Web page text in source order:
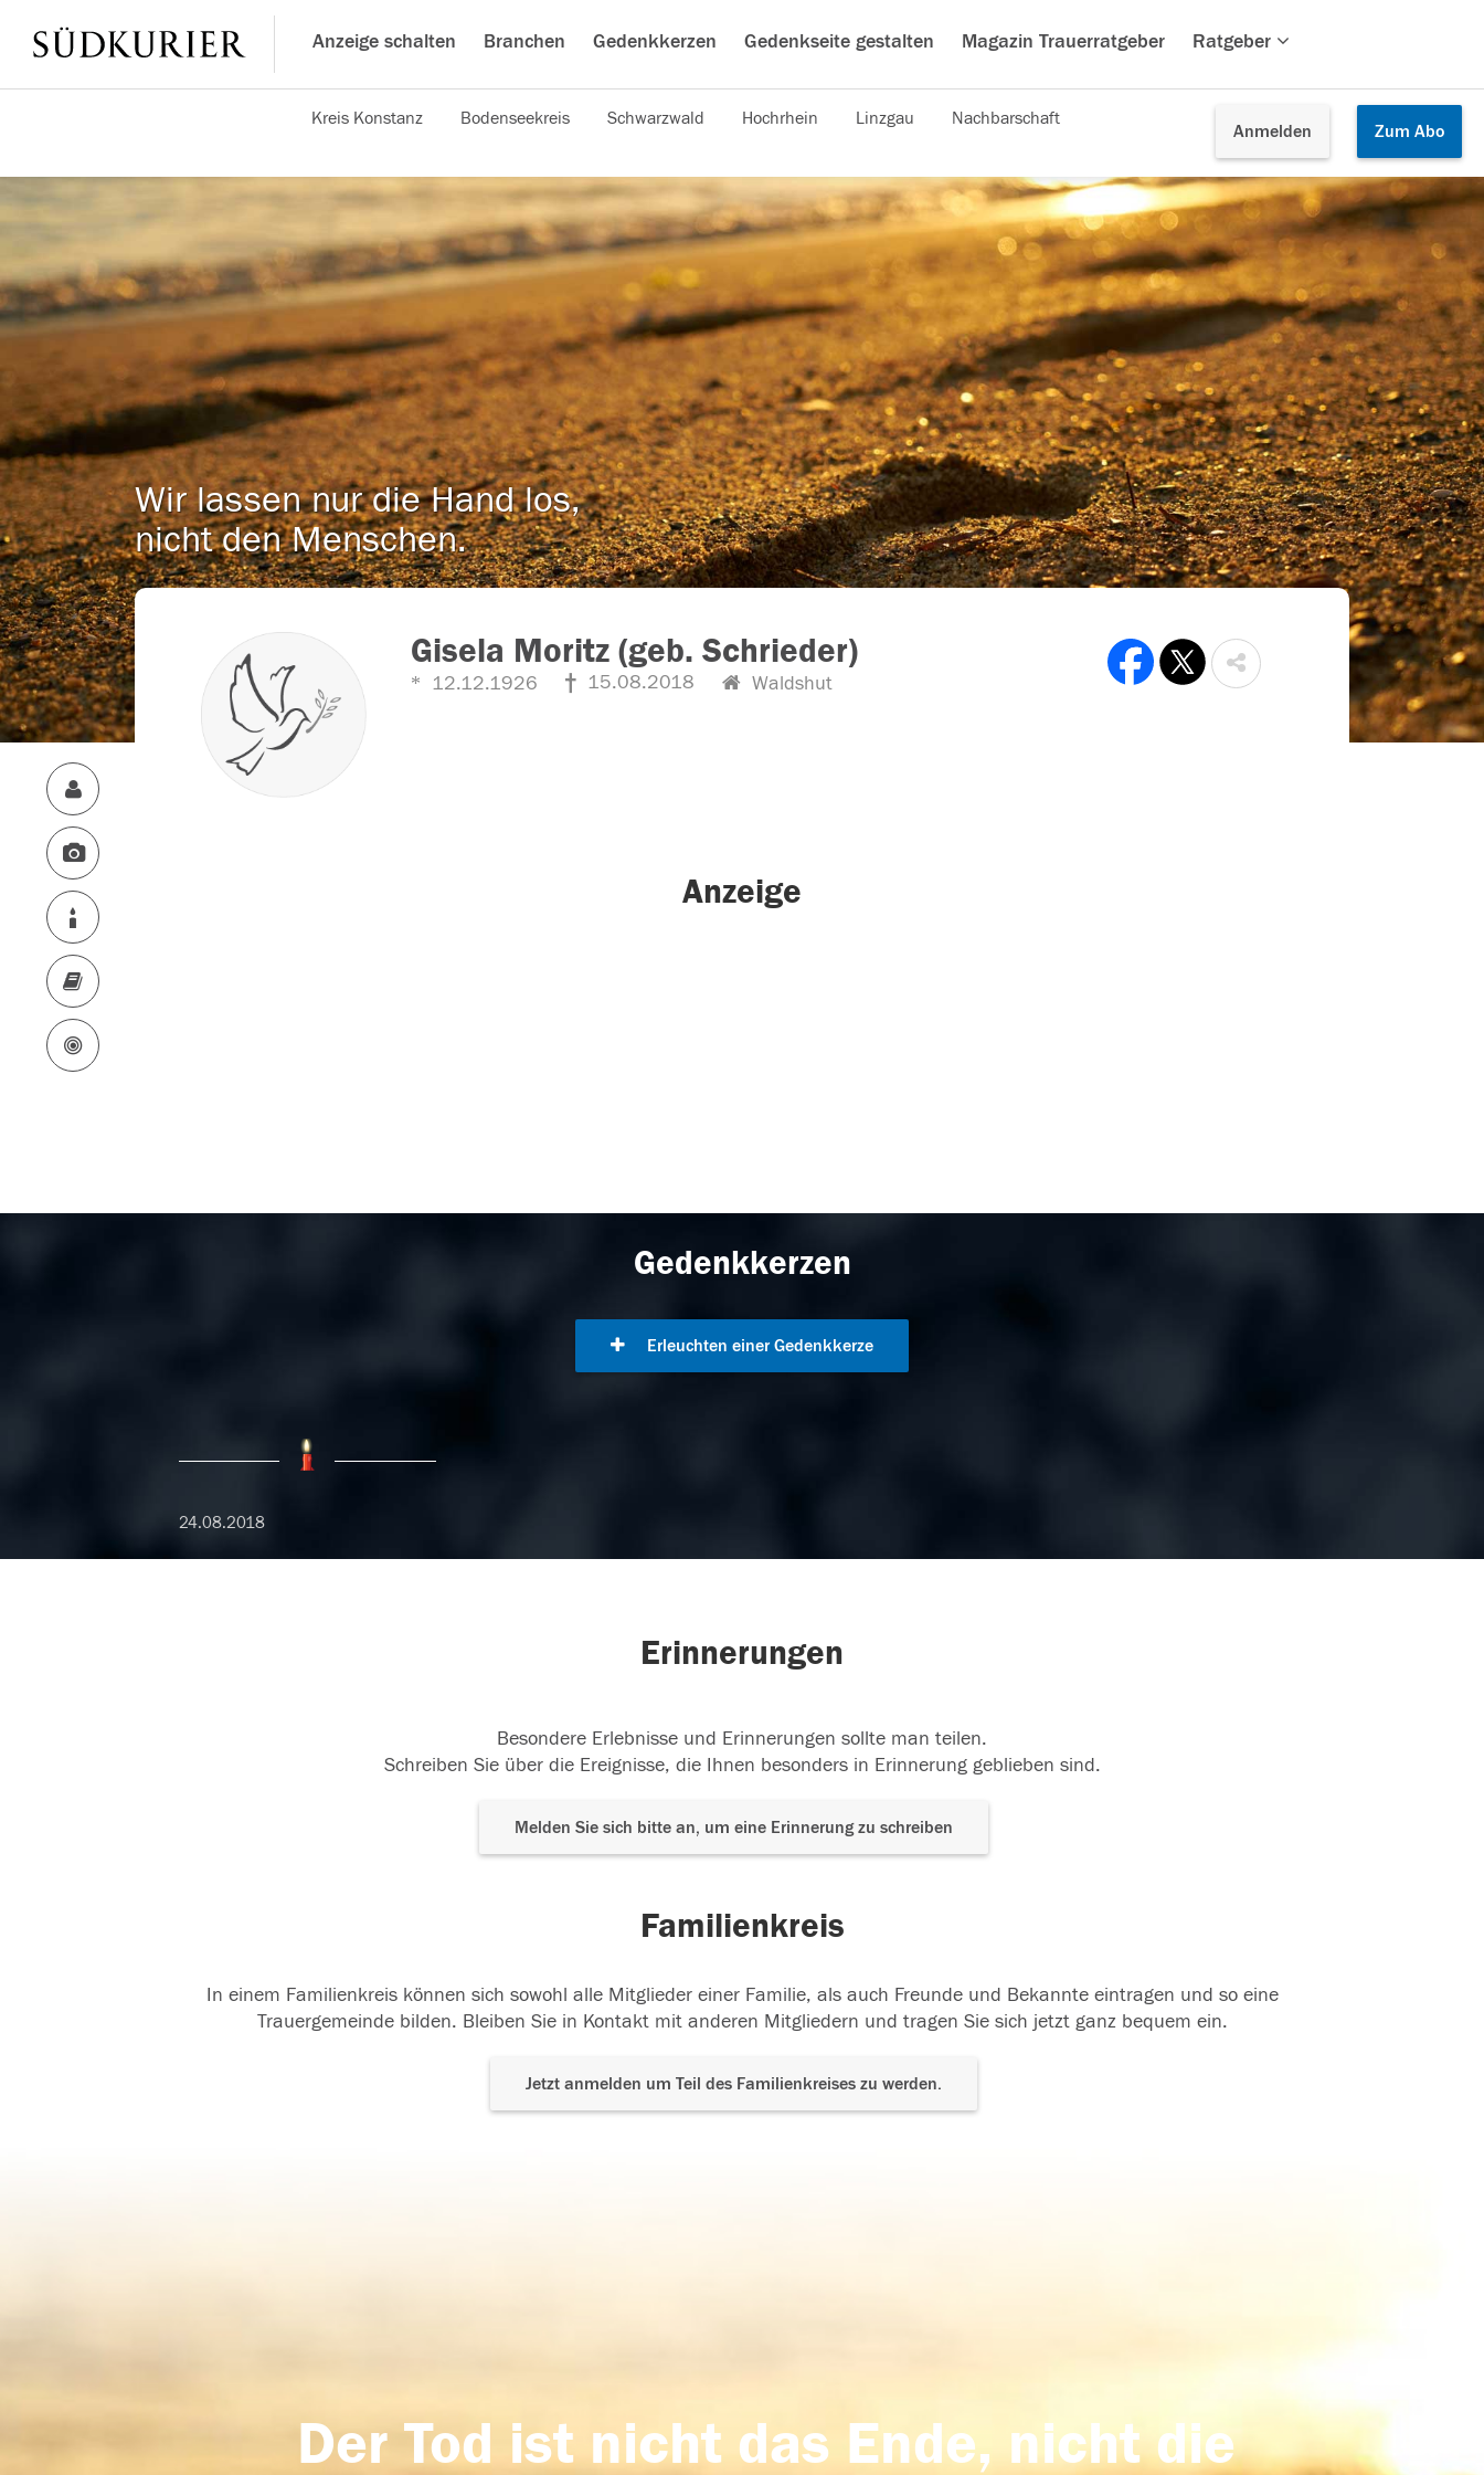
Anzeige schalten Branchen Gedenkkerzen Gedenkseite gestalten Magazin Trauerratgeber Ratgeber
Anmelden Zum Abo
Kreis Konstanz Bodenseekreis Schwarzwald Hochrhein Linzgau Nachbarschaft
Wir lassen nur die Hand los,
nicht den Menschen.
Gisela Moritz (geb. Schrieder)
12.12.1926 15.08.2018 Waldshut
Anzeige
Gedenkkerzen
Erleuchten einer Gedenkkerze
24.08.2018
Erinnerungen
Besondere Erlebnisse und Erinnerungen sollte man teilen.
Schreiben Sie über die Ereignisse, die Ihnen besonders in Erinnerung geblieben sind.
Melden Sie sich bitte an, um eine Erinnerung zu schreiben
Familienkreis
In einem Familienkreis können sich sowohl alle Mitglieder einer Familie, als auch Freunde und Bekannte eintragen und so eine
Trauergemeinde bilden. Bleiben Sie in Kontakt mit anderen Mitgliedern und tragen Sie sich jetzt ganz bequem ein.
Jetzt anmelden um Teil des Familienkreises zu werden.
Der Tod ist nicht das Ende, nicht die